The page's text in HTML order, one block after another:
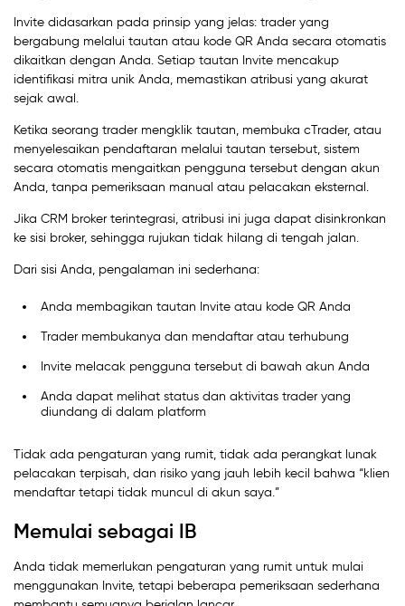
Invite didasarkan pada prinsip yang jelas: trader yang
bergabung melalui tautan atau kode QR Anda secara otomatis
dikaitkan dengan Anda. Setiap tautan Invite mencakup
identifikasi mitra unik Anda, memastikan atribusi yang akurat
sejak awal.
Ketika seorang trader mengklik tautan, membuka cTrader, atau
menyelesaikan pendaftaran melalui tautan tersebut, sistem
secara otomatis mengaitkan pengguna tersebut dengan akun
Anda, tanpa pemeriksaan manual atau pelacakan eksternal.
Jika CRM broker terintegrasi, atribusi ini juga dapat disinkronkan
ke sisi broker, sehingga rujukan tidak hilang di tengah jalan.
Dari sisi Anda, pengalaman ini sederhana:
Anda membagikan tautan Invite atau kode QR Anda
Trader membukanya dan mendaftar atau terhubung
Invite melacak pengguna tersebut di bawah akun Anda
Anda dapat melihat status dan aktivitas trader yang
diundang di dalam platform
Tidak ada pengaturan yang rumit, tidak ada perangkat lunak
pelacakan terpisah, dan risiko yang jauh lebih kecil bahwa “klien
mendaftar tetapi tidak muncul di akun saya.”
Memulai sebagai IB
Anda tidak memerlukan pengaturan yang rumit untuk mulai
menggunakan Invite, tetapi beberapa pemeriksaan sederhana